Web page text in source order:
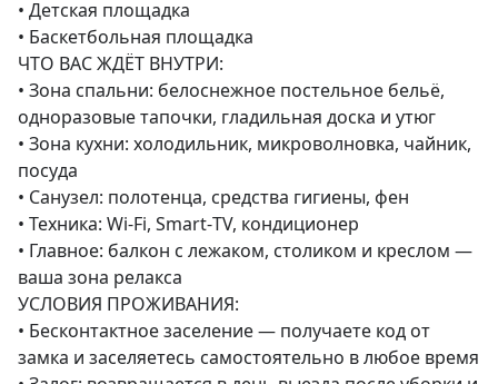
• Детская площадка
• Баскетбольная площадка
ЧТО ВАС ЖДЁТ ВНУТРИ:
• Зона спальни: белоснежное постельное бельё,
одноразовые тапочки, гладильная доска и утюг
• Зона кухни: холодильник, микроволновка, чайник,
посуда
• Санузел: полотенца, средства гигиены, фен
• Техника: Wi-Fi, Smart-ТV, кондиционер
• Главное: балкон с лежаком, столиком и креслом —
ваша зона релакса
УСЛОВИЯ ПРОЖИВАНИЯ:
• Бесконтактное заселение — получаете код от
замка и заселяетесь самостоятельно в любое время